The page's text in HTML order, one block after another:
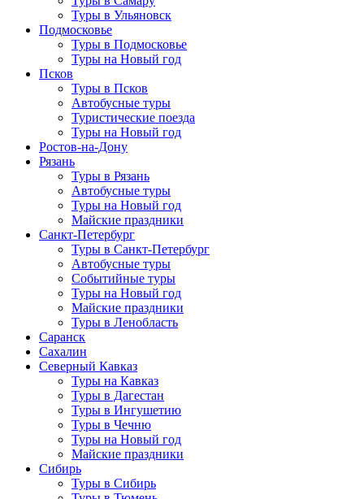
Туры в Ульяновск
Подмосковье
Туры в Подмосковье
Туры на Новый год
Псков
Туры в Псков
Автобусные туры
Туристические поезда
Туры на Новый год
Ростов-на-Дону
Рязань
Туры в Рязань
Автобусные туры
Туры на Новый год
Майские праздники
Санкт-Петербург
Туры в Санкт-Петербург
Автобусные туры
Событийные туры
Туры на Новый год
Майские праздники
Туры в Ленобласть
Саранск
Сахалин
Северный Кавказ
Туры на Кавказ
Туры в Дагестан
Туры в Ингушетию
Туры в Чечню
Туры на Новый год
Майские праздники
Сибирь
Туры в Сибирь